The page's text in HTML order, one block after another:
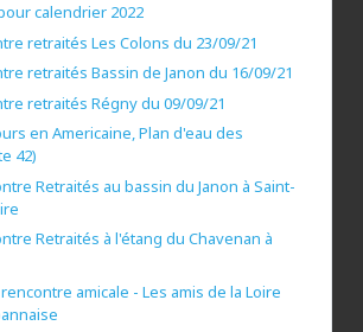
calendrier 2022
retraités Les Colons du 23/09/21
retraités Bassin de Janon du 16/09/21
retraités Régny du 09/09/21
en Americaine, Plan d'eau des
42)
Retraités au bassin du Janon à Saint-
Retraités à l'étang du Chavenan à
amicale - Les amis de la Loire